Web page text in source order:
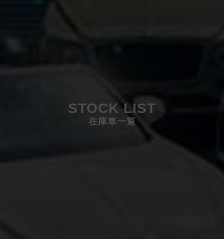
STOCK LIST
在庫車一覧